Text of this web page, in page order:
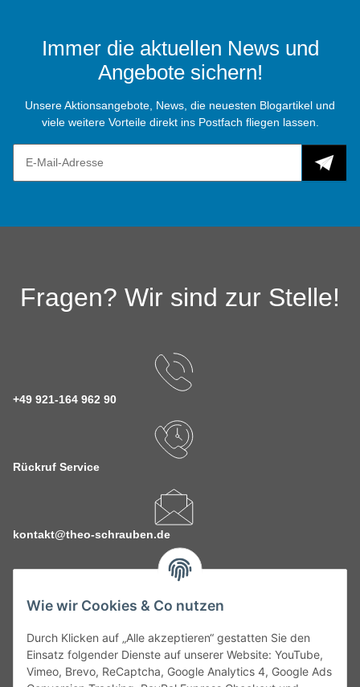
Wie wir Cookies & Co nutzen
Durch Klicken auf „Alle akzeptieren“ gestatten Sie den
Einsatz folgender Dienste auf unserer Website: YouTube,
Vimeo, Brevo, ReCaptcha, Google Analytics 4, Google Ads
Immer die aktuellen News und
Angebote sichern!
Unsere Aktionsangebote, News, die neuesten Blogartikel und
viele weitere Vorteile direkt ins Postfach fliegen lassen.
Fragen? Wir sind zur Stelle!
+49 921-164 962 90
Rückruf Service
kontakt@theo-schrauben.de
Service